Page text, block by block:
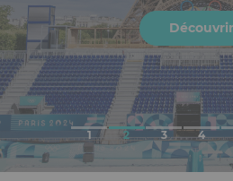
Découvrir